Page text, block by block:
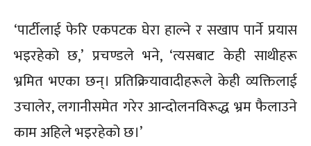
‘पार्टीलाई फेरि एकपटक घेरा हाल्ने र सखाप पार्ने प्रयास
भइरहेको छ,’ प्रचण्डले भने, ‘त्यसबाट केही साथीहरू
भ्रमित भएका छन्। प्रतिक्रियावादीहरूले केही व्यक्तिलाई
उचालेर, लगानीसमेत गरेर आन्दोलनविरूद्ध भ्रम फैलाउने
काम अहिले भइरहेको छ।’